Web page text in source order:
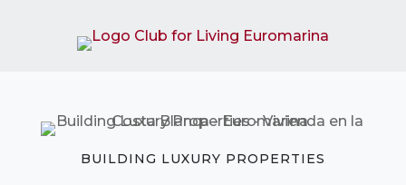
BUILDING LUXURY PROPERTIES